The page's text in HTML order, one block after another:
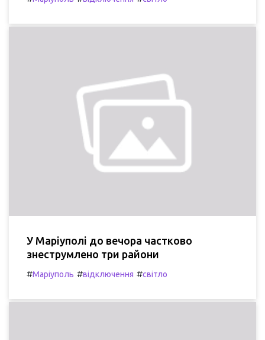
У Маріуполі до вечора частково
знеструмлено три райони
#Маріуполь #відключення #світло